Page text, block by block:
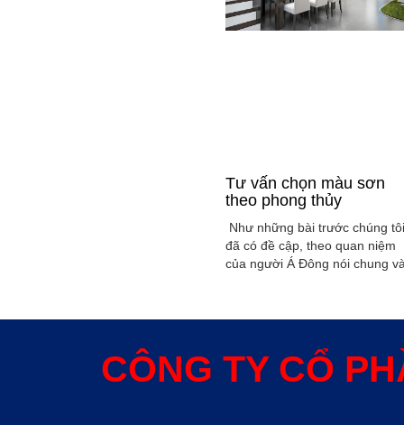
Tư vấn chọn màu sơn
theo phong thủy
Như những bài trước chúng tôi
đã có đề cập, theo quan niệm
của người Á Đông nói chung
xây dụng nhà ở hoặc bất kỳ
thủy trong ngôi nhà thường
được quyết định bởi các nhân
CÔNG TY CỔ